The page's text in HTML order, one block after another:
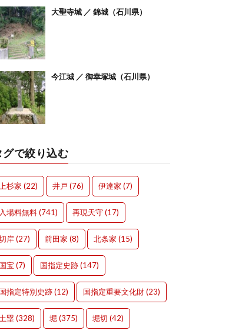
大聖寺城 ／ 錦城（石川県）
今江城 ／ 御幸塚城（石川県）
グで絞り込む
上杉家 (22) 井戸 (76) 伊達家 (7)
入場料無料(741) 再現天守(17)
岸(27) 前田家 (8) 北条家 (15)
国宝 (7) 国指定史跡(147)
国指定特別史跡(12) 国指定重要文化財(23)
土塁 (328) 堀 (375) 堀切 (42)